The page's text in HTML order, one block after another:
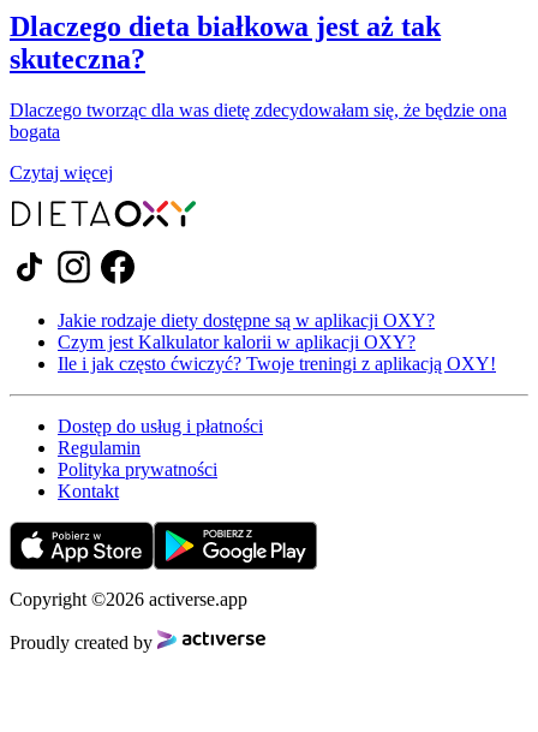
Dlaczego dieta białkowa jest aż tak
skuteczna?
Dlaczego tworząc dla was dietę zdecydowałam się, że będzie ona
bogata
Czytaj więcej
Jakie rodzaje diety dostępne są w aplikacji OXY?
Czym jest Kalkulator kalorii w aplikacji OXY?
Ile i jak często ćwiczyć? Twoje treningi z aplikacją OXY!
Dostęp do usług i płatności
Regulamin
Polityka prywatności
Kontakt
Copyright ©2026 activerse.app
Proudly created by